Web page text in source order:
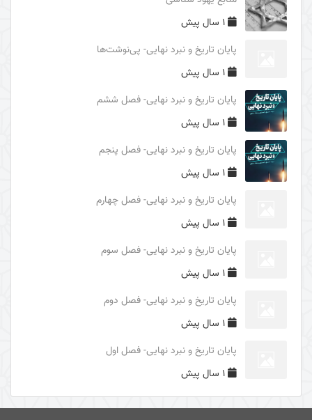
فایدۀ غیبت امام زمان (علیه السلام)
درس‌های اربعین
(علیه السلام)
الگوهای تصمیم گیری در حادثۀ عاشورا
شرح عبارت «الوتر الموتور» در زیارت عاشورا
شرح روایت «حسینٌ مِنّی و أنا مِن حسین»
برکت محرم حسینی
نبوت و امامت
دوری از مرگ جاهلیت
سال1395
سال 1394
زیارت و توسل
1 سال پیش
پایان تاریخ و نبرد نهایی- پی‌نوشت‌ها
1 سال پیش
پایان تاریخ و نبرد نهایی- فصل ششم
1 سال پیش
پایان تاریخ و نبرد نهایی- فصل پنجم
1 سال پیش
پایان تاریخ و نبرد نهایی- فصل چهارم
1 سال پیش
پایان تاریخ و نبرد نهایی- فصل سوم
1 سال پیش
پایان تاریخ و نبرد نهایی- فصل دوم
1 سال پیش
پایان تاریخ و نبرد نهایی- فصل اول
1 سال پیش